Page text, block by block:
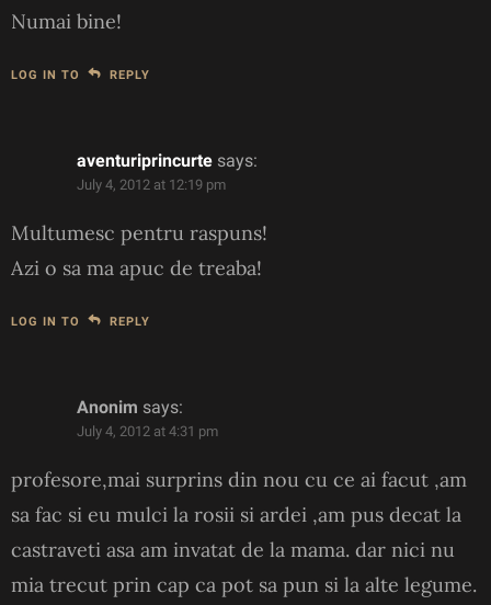
Numai bine!
LOG IN TO REPLY
aventuriprincurte says:
July 4, 2012 at 12:19 pm
Multumesc pentru raspuns!
Azi o sa ma apuc de treaba!
LOG IN TO REPLY
Anonim says:
July 4, 2012 at 4:31 pm
profesore,mai surprins din nou cu ce ai facut ,am
sa fac si eu mulci la rosii si ardei ,am pus decat la
castraveti asa am invatat de la mama. dar nici nu
mia trecut prin cap ca pot sa pun si la alte legume.